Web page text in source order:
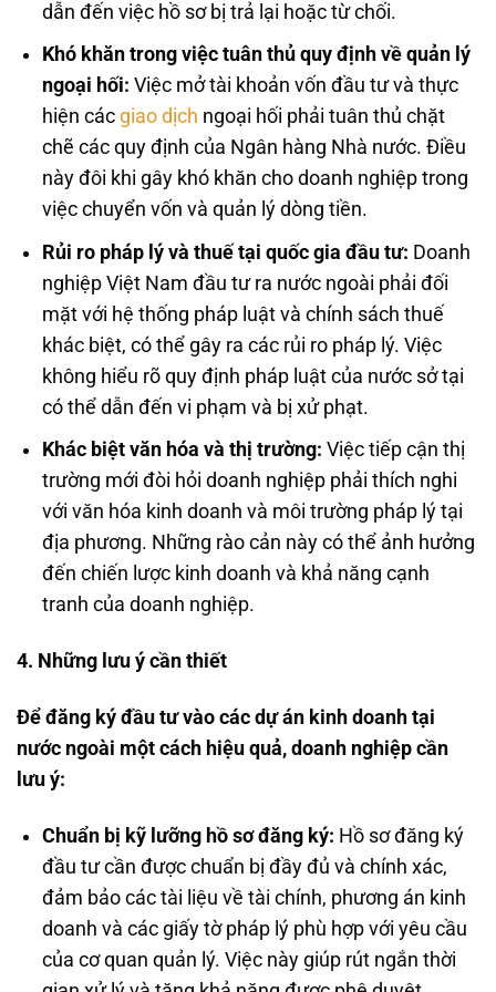
dẫn đến việc hồ sơ bị trả lại hoặc từ chối.
Khó khăn trong việc tuân thủ quy định về quản lý
ngoại hối: Việc mở tài khoản vốn đầu tư và thực
hiện cácgiao dịch ngoại hối phải tuân thủ chặt
chẽ các quy định của Ngân hàng Nhà nước. Điều
này đôi khi gây khó khăn cho doanh nghiệp trong
việc chuyển vốn và quản lý dòng tiền.
Rủi ro pháp lý và thuế tại quốc gia đầu tư: Doanh
nghiệp Việt Nam đầu tư ra nước ngoài phải đối
mặt với hệ thống pháp luật và chính sách thuế
khác biệt, có thể gây ra các rủi ro pháp lý. Việc
không hiểu rõ quy định pháp luật của nước sở tại
có thể dẫn đến vi phạm và bị xử phạt.
Khác biệt văn hóa và thị trường: Việc tiếp cận thị
trường mới đòi hỏi doanh nghiệp phải thích nghi
với văn hóa kinh doanh và môi trường pháp lý tại
địa phương. Những rào cản này có thể ảnh hưởng
đến chiến lược kinh doanh và khả năng cạnh
tranh của doanh nghiệp.
4. Những lưu ý cần thiết
Để đăng ký đầu tư vào các dự án kinh doanh tại
nước ngoài một cách hiệu quả, doanh nghiệp cần
lưu ý:
Chuẩn bị kỹ lưỡng hồ sơ đăng ký: Hồ sơ đăng ký
đầu tư cần được chuẩn bị đầy đủ và chính xác,
đảm bảo các tài liệu về tài chính, phương án kinh
doanh và các giấy tờ pháp lý phù hợp với yêu cầu
của cơ quan quản lý. Việc này giúp rút ngắn thời